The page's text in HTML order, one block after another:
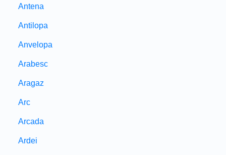
Antena
Antilopa
Anvelopa
Arabesc
Aragaz
Arc
Arcada
Ardei